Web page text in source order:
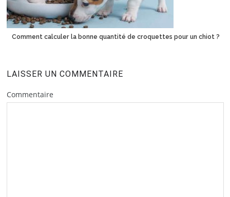
Comment calculer la bonne quantité de croquettes pour un chiot ?
LAISSER UN COMMENTAIRE
Commentaire